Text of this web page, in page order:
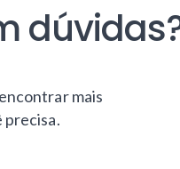
mais
precisa.